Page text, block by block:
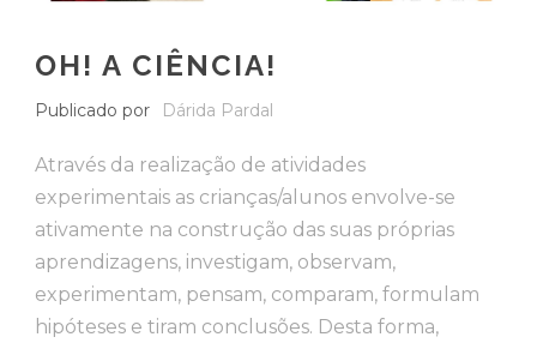
OH! A CIÊNCIA!
Publicado por Dárida Pardal
Através da realização de atividades
experimentais as crianças/alunos envolve-se
ativamente na construção das suas próprias
aprendizagens, investigam, observam,
experimentam, pensam, comparam, formulam
hipóteses e tiram conclusões. Desta forma,